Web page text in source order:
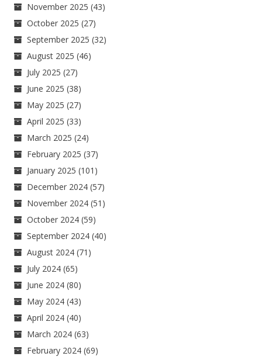
November 2025 (43)
October 2025 (27)
September 2025 (32)
August 2025 (46)
July 2025 (27)
June 2025 (38)
May 2025 (27)
April 2025 (33)
March 2025 (24)
February 2025 (37)
January 2025 (101)
December 2024 (57)
November 2024 (51)
October 2024 (59)
September 2024 (40)
August 2024 (71)
July 2024 (65)
June 2024 (80)
May 2024 (43)
April 2024 (40)
March 2024 (63)
February 2024 (69)